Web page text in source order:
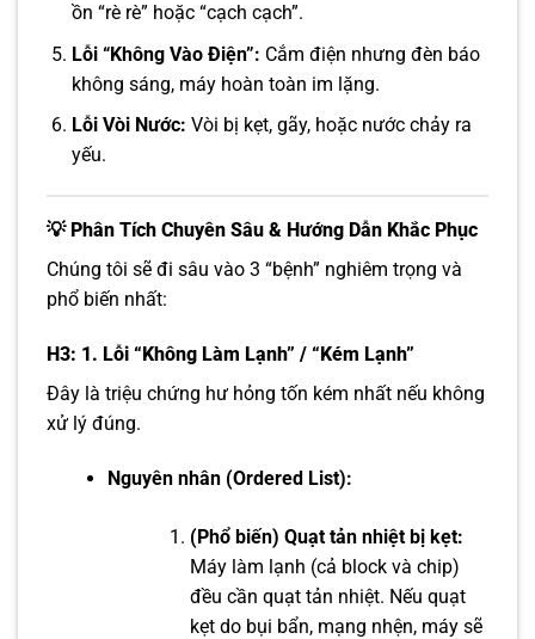
ồn “rè rè” hoặc “cạch cạch”.
Lỗi “Không Vào Điện”: Cắm điện nhưng đèn báo
không sáng, máy hoàn toàn im lặng.
Lỗi Vòi Nước: Vòi bị kẹt, gãy, hoặc nước chảy ra
yếu.
💡 Phân Tích Chuyên Sâu & Hướng Dẫn Khắc Phục
Chúng tôi sẽ đi sâu vào 3 “bệnh” nghiêm trọng và
phổ biến nhất:
H3: 1. Lỗi “Không Làm Lạnh” / “Kém Lạnh”
Đây là triệu chứng hư hỏng tốn kém nhất nếu không
xử lý đúng.
Nguyên nhân (Ordered List):
(Phổ biến) Quạt tản nhiệt bị kẹt:
Máy làm lạnh (cả block và chip)
đều cần quạt tản nhiệt. Nếu quạt
kẹt do bụi bẩn, mạng nhện, máy sẽ